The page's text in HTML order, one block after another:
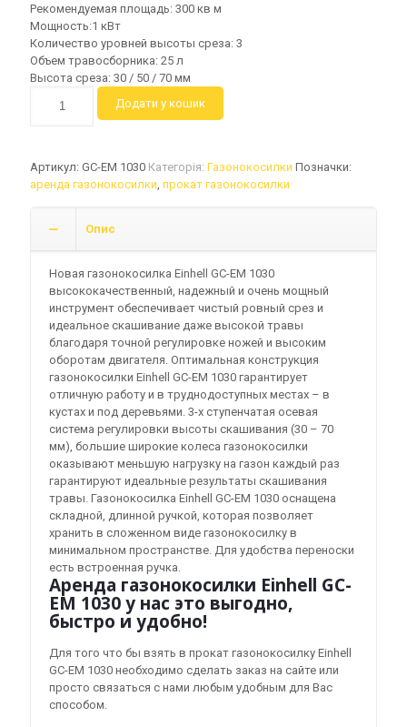
Рекомендуемая площадь: 300 кв м
Мощность:1 кВт
Количество уровней высоты среза: 3
Объем травосборника: 25 л
Высота среза: 30 / 50 / 70 мм
Газонокосилка
Einhell
1030
кількість
Додати у кошик
Артикул: GC-EM 1030 Категорія: Газонокосилки Позначки:
аренда газонокосилки прокат газонокосилки
Опис
Новая газонокосилка Einhell GC-EM 1030
высококачественный, надежный и очень мощный
инструмент обеспечивает чистый ровный срез и
идеальное скашивание даже высокой травы
благодаря точной регулировке ножей и высоким
оборотам двигателя. Оптимальная конструкция
газонокосилки Einhell GC-EM 1030 гарантирует
отличную работу и в труднодоступных местах – в
кустах и под деревьями. 3-х ступенчатая осевая
система регулировки высоты скашивания (30 – 70
мм), большие широкие колеса газонокосилки
оказывают меньшую нагрузку на газон каждый раз
гарантируют идеальные результаты скашивания
травы. Газонокосилка Einhell GC-EM 1030 оснащена
складной, длинной ручкой, которая позволяет
хранить в сложенном виде газонокосилку в
минимальном пространстве. Для удобства переноски
есть встроенная ручка.
Аренда газонокосилки Einhell GC-
EM 1030 у нас это выгодно,
быстро и удобно!
Для того что бы взять в прокат газонокосилку Einhell
GC-EM 1030 необходимо сделать заказ на сайте или
просто связаться с нами любым удобным для Вас
способом.